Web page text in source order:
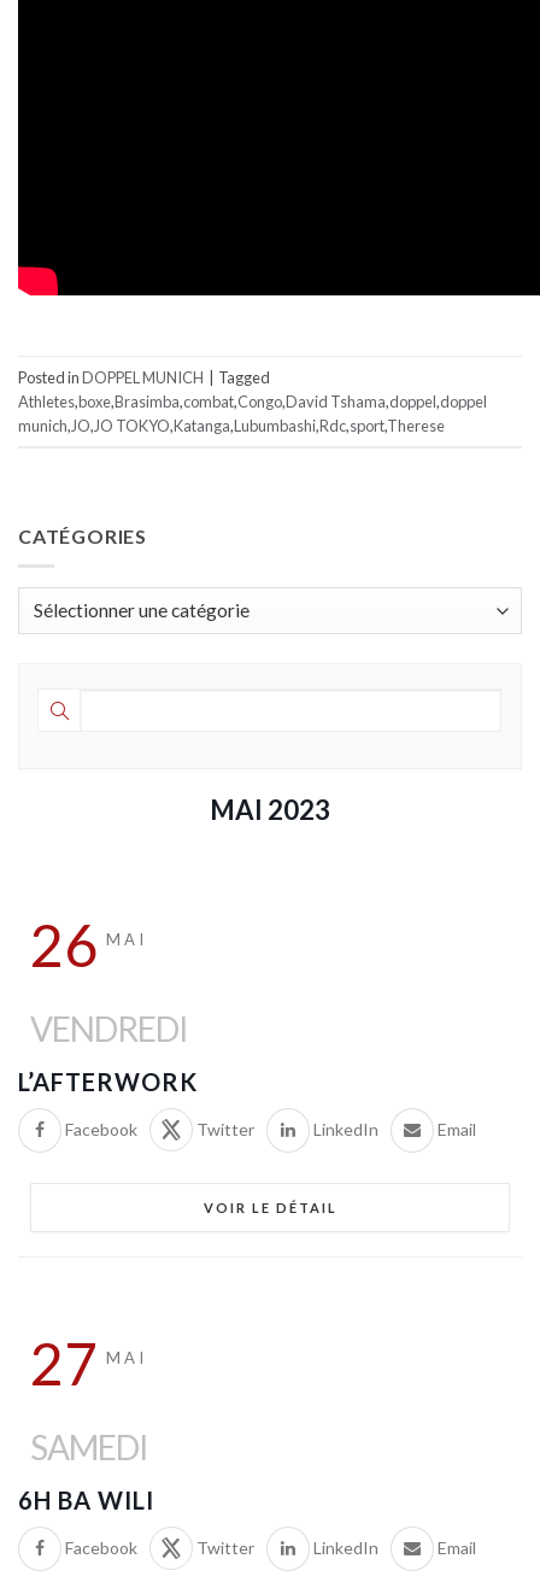
Posted inDOPPEL MUNICH
Tagged
Athletes,boxe,Brasimba,combat,Congo,David Tshama,doppel,doppel
munich,JO,JO TOKYO,Katanga,Lubumbashi,Rdc,sport,Therese
CATÉGORIES
Catégories
MAI 2023
26 MAI
VENDREDI
L’AFTERWORK
Facebook Twitter LinkedIn Email
VOIR LE DÉTAIL
27 MAI
SAMEDI
6H BA WILI
Facebook Twitter LinkedIn Email